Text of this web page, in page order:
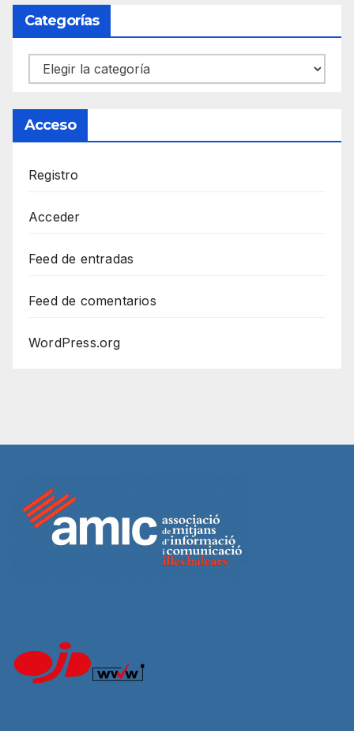
Categorías
Categorías
Acceso
Registro
Acceder
Feed de entradas
Feed de comentarios
WordPress.org